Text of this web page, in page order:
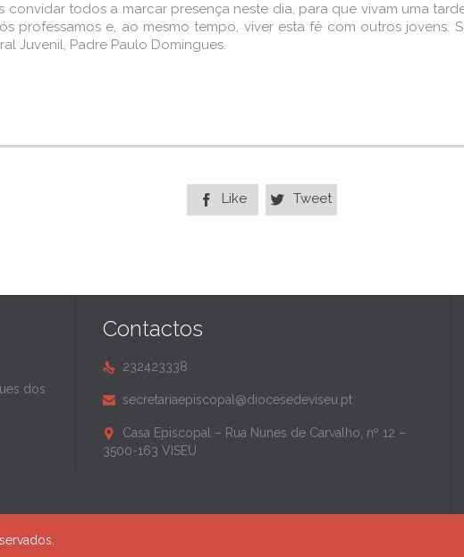
convidar todos a marcar presença neste dia, para que vivam uma
professamos e, ao mesmo tempo, viver esta fé com outros jovens.
Juvenil, Padre Paulo Domingues.
 Like  Tweet
dos
Contactos
 232423338
 secretariaepiscopal@diocesedeviseu.pt

Casa Episcopal – Rua Nunes de Carvalho, nº 12 –
3500-163 VISEU